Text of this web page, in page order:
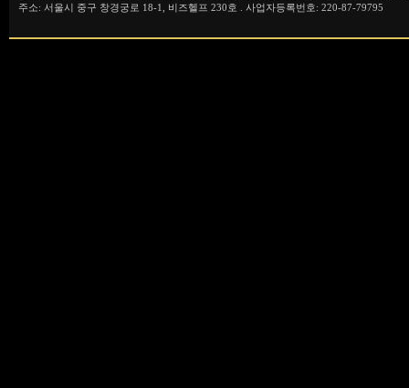
주소: 서울시 중구 창경궁로 18-1, 비즈헬프 230호 . 사업자등록번호: 220-87-79795